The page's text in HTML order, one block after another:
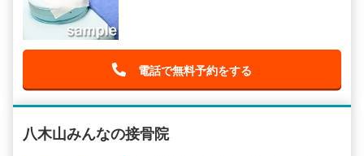
電話で無料予約をする
八木山みんなの接骨院